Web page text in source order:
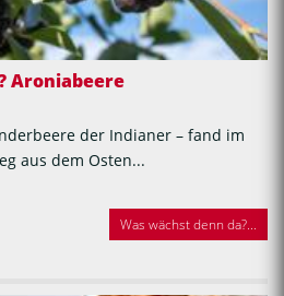
Aroniabeere
der Indianer – fand im
aus dem Osten...
Was wächst denn da?...